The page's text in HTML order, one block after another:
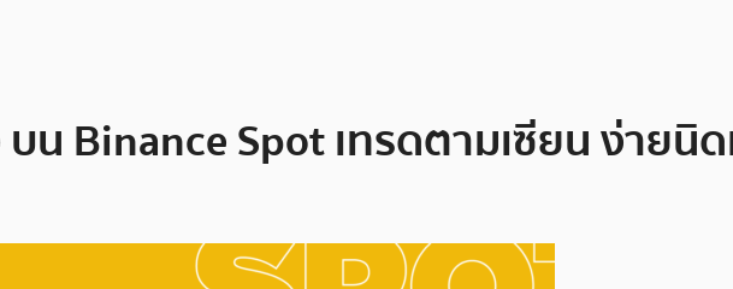
บน Binance Spot เทรดตามเซียน ง่ายนิ